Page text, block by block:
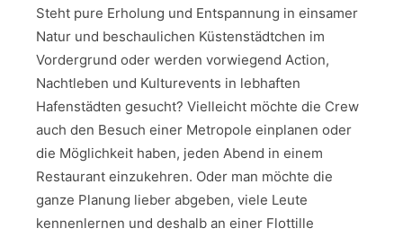
Steht pure Erholung und Entspannung in einsamer
Natur und beschaulichen Küstenstädtchen im
Vordergrund oder werden vorwiegend Action,
Nachtleben und Kulturevents in lebhaften
Hafenstädten gesucht? Vielleicht möchte die Crew
auch den Besuch einer Metropole einplanen oder
die Möglichkeit haben, jeden Abend in einem
Restaurant einzukehren. Oder man möchte die
ganze Planung lieber abgeben, viele Leute
kennenlernen und deshalb an einer Flottille